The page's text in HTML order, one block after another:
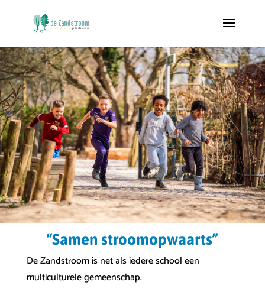
“Samen stroomopwaarts”
De Zandstroom is net als iedere school een
multiculturele gemeenschap.